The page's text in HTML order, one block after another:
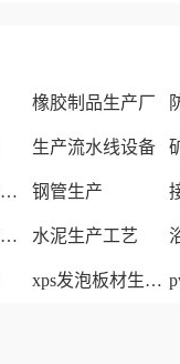
橡胶制品生产厂
生产流水线设备
二氯乙烷生产厂家 钢管生产
铝单板的生产厂家 水泥生产工艺
xps发泡板材生产线